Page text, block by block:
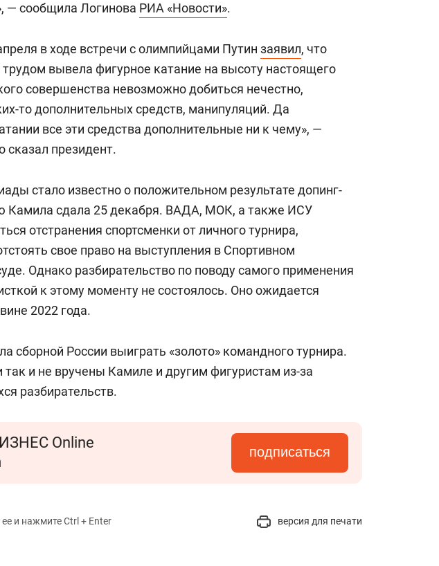
— сообщила Логинова РИА «Новости».
в ходе встречи с олимпийцами Путин заявил, что
вывела фигурное катание на высоту настоящего
совершенства невозможно добиться нечестно,
то дополнительных средств, манипуляций. Да
все эти средства дополнительные ни к чему», —
сказал президент.
стало известно о положительном результате допинг-
Камила сдала 25 декабря. ВАДА, МОК, а также ИСУ
отстранения спортсменки от личного турнира,
свое право на выступления в Спортивном
Однако разбирательство по поводу самого применения
к этому моменту не состоялось. Оно ожидается
2022 года.
сборной России выиграть «золото» командного турнира.
и не вручены Камиле и другим фигуристам из-за
разбирательств.
Online
подписаться
и нажмите Ctrl + Enter версия для печати